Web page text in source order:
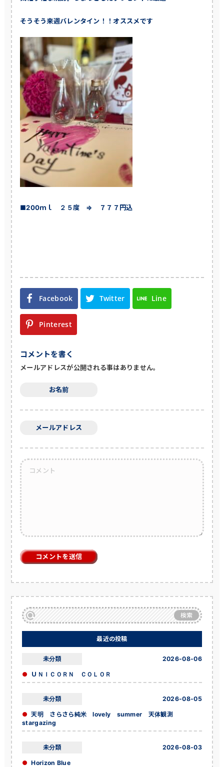
そうそう来週バレンタイン！！オススメです
■200ｍｌ ２５度 ⇒ ７７７円込
Facebook Twitter Line
Pinterest
コメントを書く
メールアドレスが公開される事はありません。
お名前
メールアドレス
検索
最近の投稿
ＵＮＩＣＯＲＮ ＣＯＬＯＲ
未分類 2026-08-06
天明 さらさら純米 lovely summer 天体観測
stargazing
未分類 2026-08-05
Horizon Blue
未分類 2026-08-03